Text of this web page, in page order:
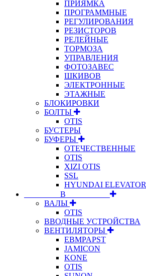
ПРИЯМКА
ПРОГРАММНЫЕ
РЕГУЛИРОВАНИЯ
РЕЗИСТОРОВ
РЕЛЕЙНЫЕ
ТОРМОЗА
УПРАВЛЕНИЯ
ФОТОЗАВЕС
ШКИВОВ
ЭЛЕКТРОННЫЕ
ЭТАЖНЫЕ
БЛОКИРОВКИ
БОЛТЫ
OTIS
БУСТЕРЫ
БУФЕРЫ
ОТЕЧЕСТВЕННЫЕ
OTIS
XIZI OTIS
SSL
HYUNDAI ELEVATOR
⠀⠀⠀⠀⠀⠀В⠀⠀⠀⠀⠀⠀⠀
ВАЛЫ
OTIS
ВВОДНЫЕ УСТРОЙСТВА
ВЕНТИЛЯТОРЫ
EBMPAPST
JAMICON
KONE
OTIS